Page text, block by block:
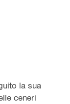
la sua
ceneri